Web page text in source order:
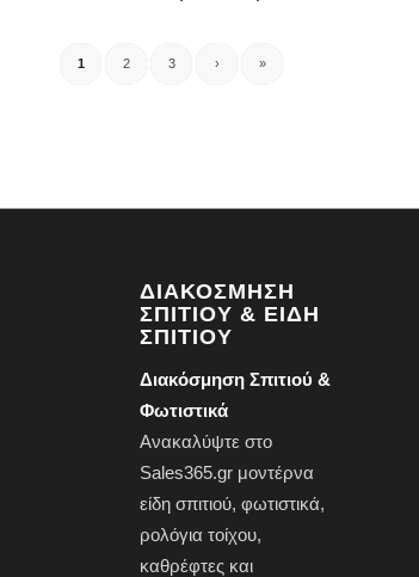
1 2 3 › »
ΔΙΑΚΌΣΜΗΣΗ
ΣΠΙΤΙΟΎ & ΕΊΔΗ
ΣΠΙΤΙΟΎ
Διακόσμηση Σπιτιού &
Φωτιστικά
Ανακαλύψτε στο
Sales365.gr μοντέρνα
είδη σπιτιού,φωτιστικά,
ρολόγια τοίχου,
καθρέφτες και